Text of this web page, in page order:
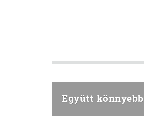
Együtt könnyebb